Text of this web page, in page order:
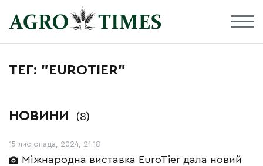
ТЕГ: "EUROTIER"
НОВИНИ (8)
15 листопада, 2024, 21:18
Міжнародна виставка EuroTier дала новий